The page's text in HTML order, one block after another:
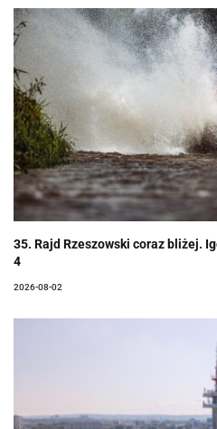
35. Rajd Rzeszowski coraz bliżej.
4
2026-08-02